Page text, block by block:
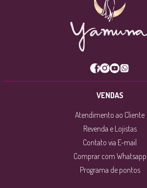
VENDAS
Atendimento ao Cliente
Revenda e Lojistas
Contato via E-mail
Comprar com Whatsapp
Programa de pontos